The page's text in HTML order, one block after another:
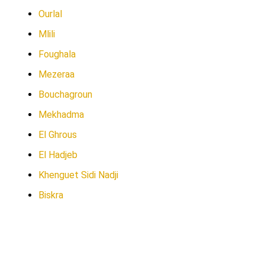
Ourlal
Mlili
Foughala
Mezeraa
Bouchagroun
Mekhadma
El Ghrous
El Hadjeb
Khenguet Sidi Nadji
Biskra